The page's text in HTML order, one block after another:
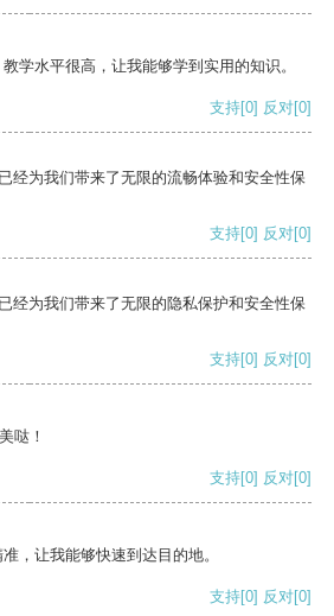
学水平很高，让我能够学到实用的知识。
支持[0] 反对[0]
经为我们带来了无限的流畅体验和安全性保
支持[0] 反对[0]
经为我们带来了无限的隐私保护和安全性保
支持[0] 反对[0]
哒！
支持[0] 反对[0]
，让我能够快速到达目的地。
支持[0] 反对[0]